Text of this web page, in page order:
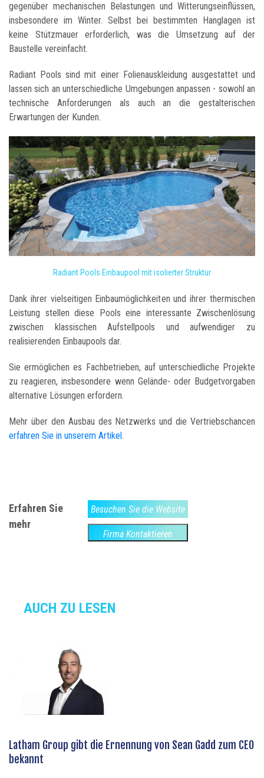
gegenüber mechanischen Belastungen und Witterungseinflüssen,
insbesondere im Winter. Selbst bei bestimmten Hanglagen ist
keine Stützmauer erforderlich, was die Umsetzung auf der
Baustelle vereinfacht.
Radiant Pools sind mit einer Folienauskleidung ausgestattet und
lassen sich an unterschiedliche Umgebungen anpassen - sowohl an
technische Anforderungen als auch an die gestalterischen
Erwartungen der Kunden.
Radiant Pools Einbaupool mit isolierter Struktur
Dank ihrer vielseitigen Einbaumöglichkeiten und ihrer thermischen
Leistung stellen diese Pools eine interessante Zwischenlösung
zwischen klassischen Aufstellpools und aufwendiger zu
realisierenden Einbaupools dar.
Sie ermöglichen es Fachbetrieben, auf unterschiedliche Projekte
zu reagieren, insbesondere wenn Gelände- oder Budgetvorgaben
alternative Lösungen erfordern.
Mehr über den Ausbau des Netzwerks und die Vertriebschancen
erfahren Sie in unserem Artikel
Erfahren Sie
mehr
Besuchen Sie die Website
Firma Kontaktieren
AUCH ZU LESEN
Latham Group gibt die Ernennung von Sean Gadd zum CEO
bekannt